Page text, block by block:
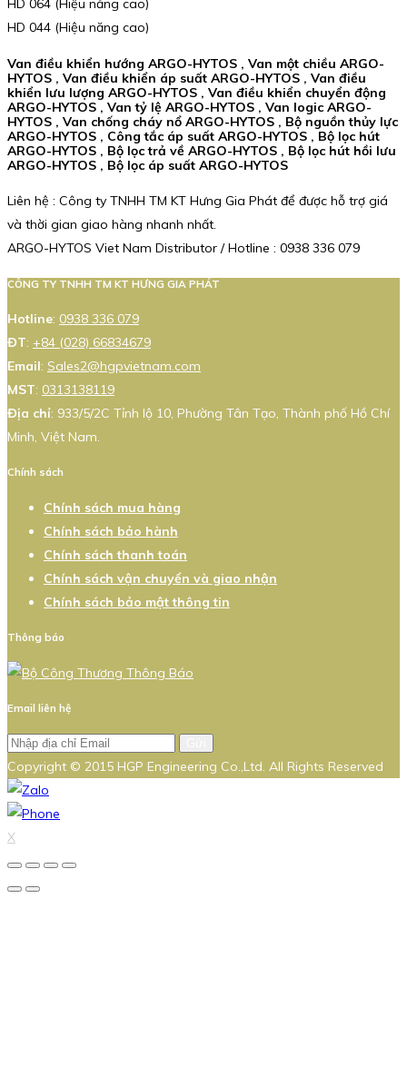
HD 064 (Hiệu năng cao)
HD 044 (Hiệu năng cao)
Van điều khiển hướng ARGO-HYTOS , Van một chiều ARGO-
HYTOS , Van điều khiển áp suất ARGO-HYTOS , Van điều
khiển lưu lượng ARGO-HYTOS , Van điều khiển chuyển động
ARGO-HYTOS , Van tỷ lệ ARGO-HYTOS , Van logic ARGO-
HYTOS , Van chống cháy nổ ARGO-HYTOS , Bộ nguồn thủy lực
ARGO-HYTOS , Công tắc áp suất ARGO-HYTOS , Bộ lọc hút
ARGO-HYTOS , Bộ lọc trả về ARGO-HYTOS , Bộ lọc hút hồi lưu
ARGO-HYTOS , Bộ lọc áp suất ARGO-HYTOS
Liên hệ : Công ty TNHH TM KT Hưng Gia Phát để được hỗ trợ giá
và thời gian giao hàng nhanh nhất.
ARGO-HYTOS Viet Nam Distributor / Hotline : 0938 336 079
CÔNG TY TNHH TM KT HƯNG GIA PHÁT
Hotline: 0938 336 079
ĐT: +84 (028) 66834679
Email: Sales2@hgpvietnam.com
MST: 0313138119
Địa chỉ: 933/5/2C Tỉnh lộ 10, Phường Tân Tạo, Thành phố Hồ Chí
Minh, Việt Nam.
Chính sách
Chính sách mua hàng
Chính sách bảo hành
Chính sách thanh toán
Chính sách vận chuyển và giao nhận
Chính sách bảo mật thông tin
Thông báo
Email liên hệ
Copyright © 2015 HGP Engineering Co.,Ltd. All Rights Reserved
X